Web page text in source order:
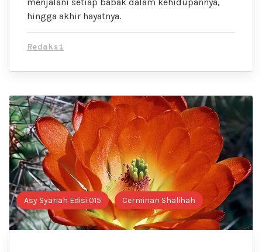
hingga akhir hayatnya.
Redaksi
Asy Syariah Edisi 015 Cerminan Shalihah